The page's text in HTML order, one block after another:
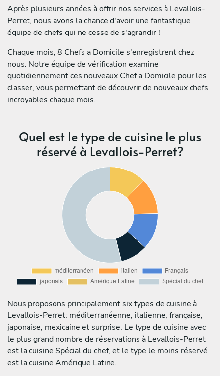
Après plusieurs années à offrir nos services à Levallois-
Perret, nous avons la chance d'avoir une fantastique
équipe de chefs qui ne cesse de s'agrandir !
Chaque mois, 8 Chefs a Domicile s'enregistrent chez
nous. Notre équipe de vérification examine
quotidiennement ces nouveaux Chef a Domicile pour les
classer, vous permettant de découvrir de nouveaux chefs
incroyables chaque mois.
Quel est le type de cuisine le plus
réservé à Levallois-Perret?
Nous proposons principalement six types de cuisine à
Levallois-Perret: méditerranéenne, italienne, française,
japonaise, mexicaine et surprise. Le type de cuisine avec
le plus grand nombre de réservations à Levallois-Perret
est la cuisine Spécial du chef, et le type le moins réservé
est la cuisine Amérique Latine.